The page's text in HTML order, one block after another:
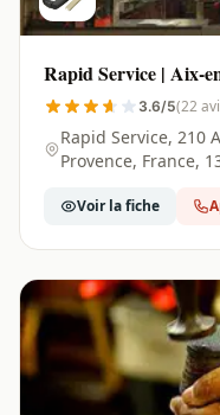
Rapid Service | Aix-
3.6/5(22
Rapid Service, 210
Provence, France,
Voir la fiche